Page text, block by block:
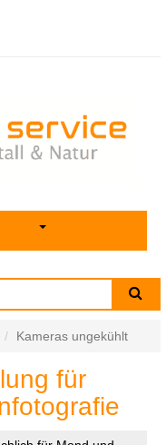
Kameras ungekühlt
für